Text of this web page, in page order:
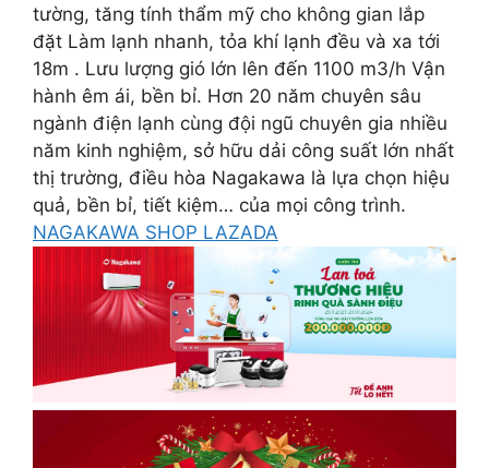
tường, tăng tính thẩm mỹ cho không gian lắp
đặt Làm lạnh nhanh, tỏa khí lạnh đều và xa tới
18m . Lưu lượng gió lớn lên đến 1100 m3/h Vận
hành êm ái, bền bỉ. Hơn 20 năm chuyên sâu
ngành điện lạnh cùng đội ngũ chuyên gia nhiều
năm kinh nghiệm, sở hữu dải công suất lớn nhất
thị trường, điều hòa Nagakawa là lựa chọn hiệu
quả, bền bỉ, tiết kiệm… của mọi công trình.
NAGAKAWA SHOP LAZADA